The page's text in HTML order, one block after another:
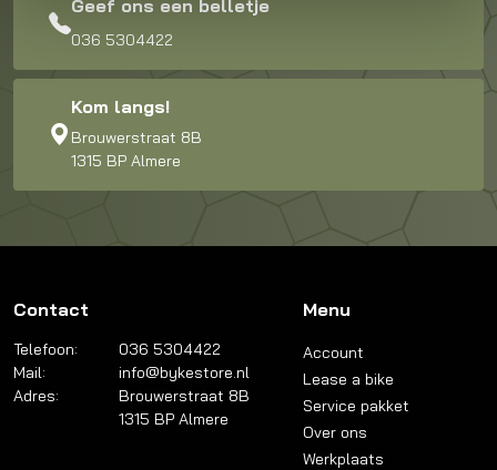
Geef ons een belletje
036 5304422
Kom langs!
Brouwerstraat 8B
1315 BP Almere
Contact
Telefoon:
036 5304422
Mail:
info@bykestore.nl
Adres:
Brouwerstraat 8B
1315 BP Almere
Menu
Account
Lease a bike
Service pakket
Over ons
Werkplaats